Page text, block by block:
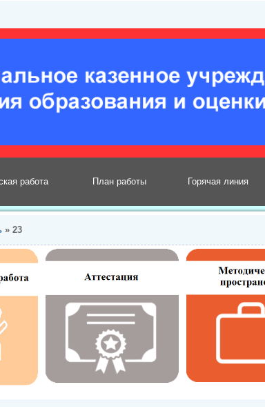
работа План работы Горячая линия
» 23